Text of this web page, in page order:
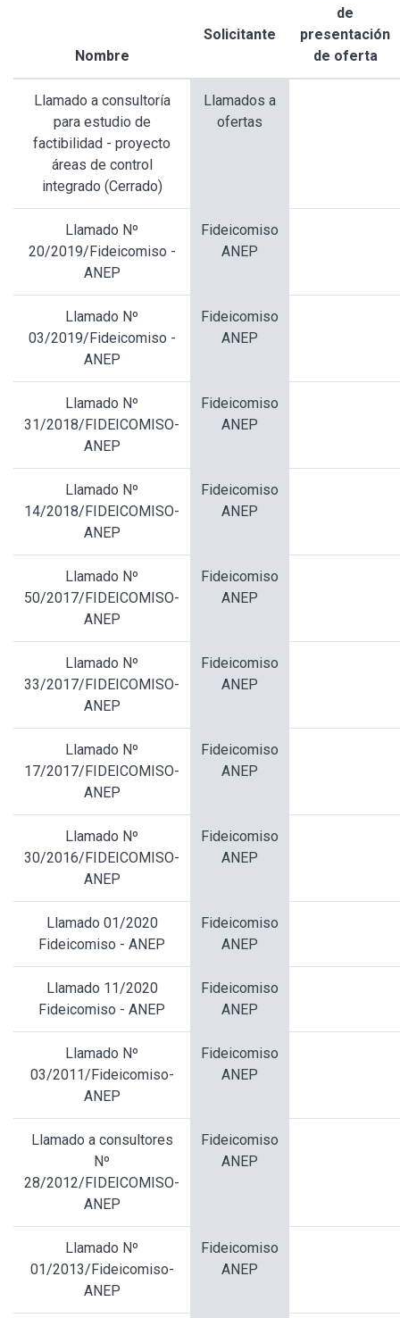
Nombre
Solicitante
descendente
de
presentación
de oferta
Llamado a consultoría
para estudio de
factibilidad - proyecto
áreas de control
integrado (Cerrado)
Llamados a
ofertas
Llamado Nº
20/2019/Fideicomiso -
ANEP
Fideicomiso
ANEP
Llamado Nº
03/2019/Fideicomiso -
ANEP
Fideicomiso
ANEP
Llamado Nº
31/2018/FIDEICOMISO-
ANEP
Fideicomiso
ANEP
Llamado Nº
14/2018/FIDEICOMISO-
ANEP
Fideicomiso
ANEP
Llamado Nº
50/2017/FIDEICOMISO-
ANEP
Fideicomiso
ANEP
Llamado Nº
33/2017/FIDEICOMISO-
ANEP
Fideicomiso
ANEP
Llamado Nº
17/2017/FIDEICOMISO-
ANEP
Fideicomiso
ANEP
Llamado Nº
30/2016/FIDEICOMISO-
ANEP
Fideicomiso
ANEP
Llamado 01/2020
Fideicomiso - ANEP
Fideicomiso
ANEP
Llamado 11/2020
Fideicomiso - ANEP
Fideicomiso
ANEP
Llamado Nº
03/2011/Fideicomiso-
ANEP
Fideicomiso
ANEP
Llamado a consultores
Nº
28/2012/FIDEICOMISO-
ANEP
Fideicomiso
ANEP
Llamado Nº
01/2013/Fideicomiso-
ANEP
Fideicomiso
ANEP